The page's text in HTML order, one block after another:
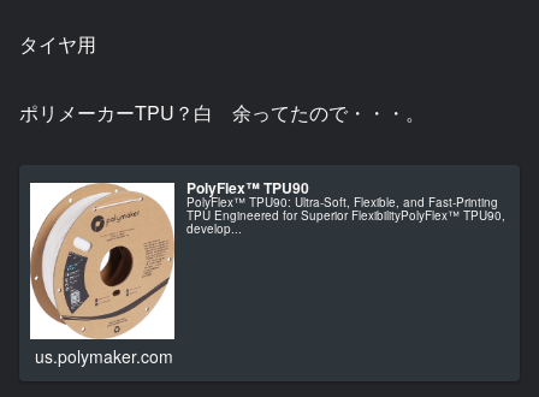
タイヤ用
ポリメーカーTPU？白 余ってたので・・・。
PolyFlex™ TPU90
PolyFlex™ TPU90: Ultra-Soft, Flexible, and Fast-Printing
TPU Engineered for Superior FlexibilityPolyFlex™ TPU90,
develop...
us.polymaker.com